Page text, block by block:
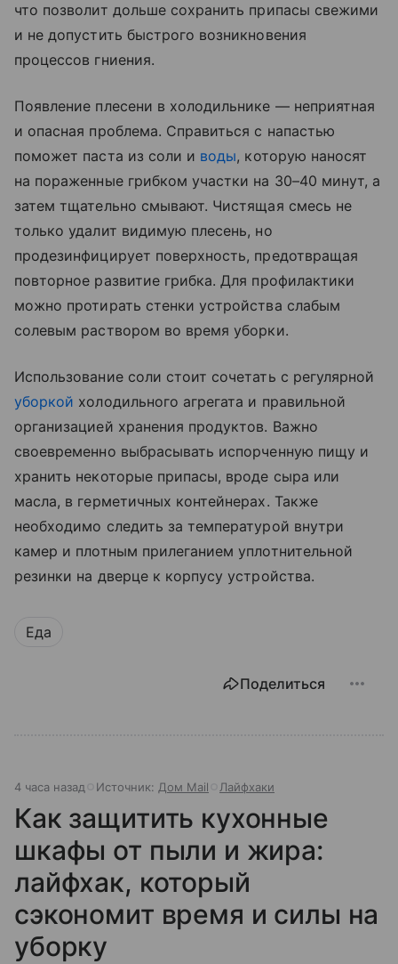
что позволит дольше сохранить припасы свежими
и не допустить быстрого возникновения
процессов гниения.
Появление плесени в холодильнике — неприятная
и опасная проблема. Справиться с напастью
поможет паста из соли и воды, которую наносят
на пораженные грибком участки на 30–40 минут, а
затем тщательно смывают. Чистящая смесь не
только удалит видимую плесень, но
продезинфицирует поверхность, предотвращая
повторное развитие грибка. Для профилактики
можно протирать стенки устройства слабым
солевым раствором во время уборки.
Использование соли стоит сочетать с регулярной
уборкой холодильного агрегата и правильной
организацией хранения продуктов. Важно
своевременно выбрасывать испорченную пищу и
хранить некоторые припасы, вроде сыра или
масла, в герметичных контейнерах. Также
необходимо следить за температурой внутри
камер и плотным прилеганием уплотнительной
резинки на дверце к корпусу устройства.
Еда
Поделиться
4 часа назад Источник: Дом Mail Лайфхаки
Как защитить кухонные
шкафы от пыли и жира:
лайфхак, который
сэкономит время и силы на
уборку